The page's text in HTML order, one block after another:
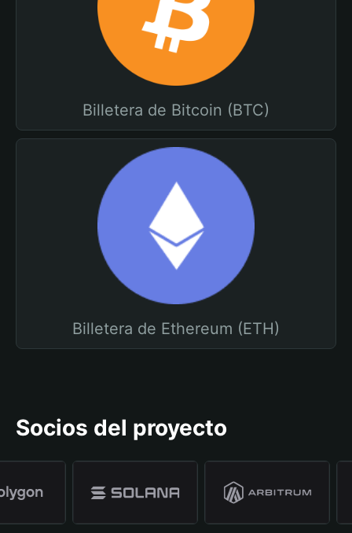
Billetera de Bitcoin (BTC)
Billetera de Ethereum (ETH)
Socios del proyecto